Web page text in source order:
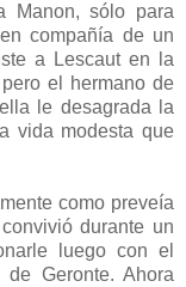
Manon, sólo para
compañía de un
a Lescaut en la
el hermano de
le desagrada la
vida modesta que
como preveía
durante un
luego con el
Geronte. Ahora